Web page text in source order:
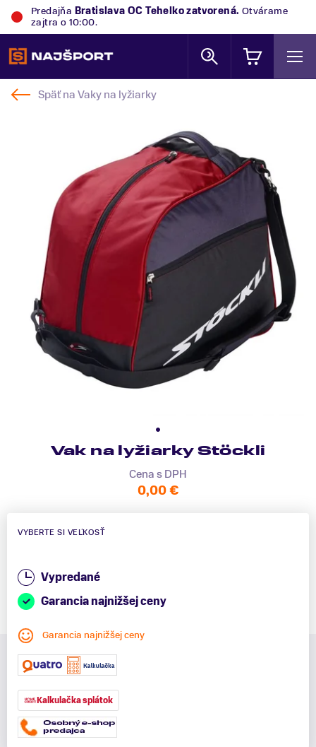
Predajňa Bratislava OC Tehelkozatvorená. Otvárame
zajtra o 10:00.
Späť naVaky na lyžiarky
Vak na lyžiarky Stöckli
Cena s DPH
0,00 €
VYBERTE SI VEĽKOSŤ
Vypredané
Garancia najnižšej ceny
Garancia najnižšej ceny
Kalkulačka splátok